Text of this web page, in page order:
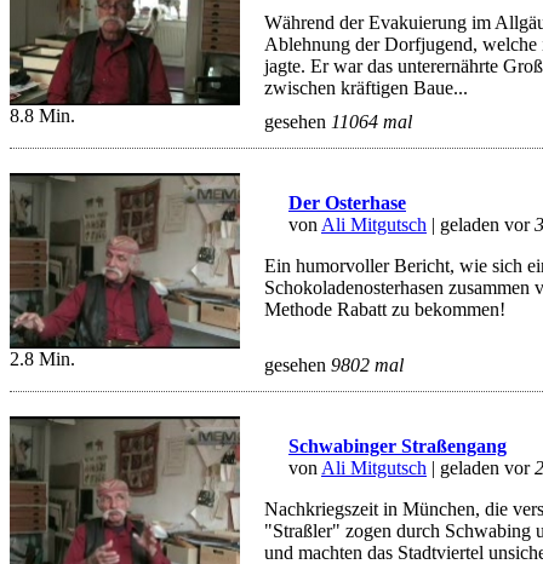
8.8 Min.
Während der Evakuierung im
Ablehnung der Dorfjugend, welche
jagte. Er war das unterernährte
zwischen kräftigen Baue...
gesehen 11064 mal
2.8 Min.
Der Osterhase
von Ali Mitgutsch | geladen vor
Ein humorvoller Bericht, wie sich
Schokoladenosterhasen zusammen
Methode Rabatt zu bekommen!
gesehen 9802 mal
Schwabinger Straßengang
von Ali Mitgutsch | geladen vor
Nachkriegszeit in München, die
"Straßler" zogen durch Schwabing
und machten das Stadtviertel